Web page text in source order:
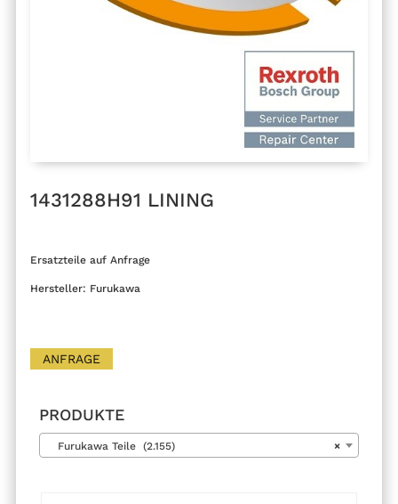
1431288H91 LINING
Ersatzteile auf Anfrage
Hersteller: Furukawa
ANFRAGE
PRODUKTE
×
Furukawa Teile (2.155)